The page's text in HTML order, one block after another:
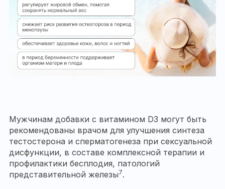
Мужчинам добавки с витамином D3 могут быть
рекомендованы врачом для улучшения синтеза
тестостерона и сперматогенеза при сексуальной
дисфункции, в составе комплексной терапии и
профилактики бесплодия, патологий
представительной железы7.